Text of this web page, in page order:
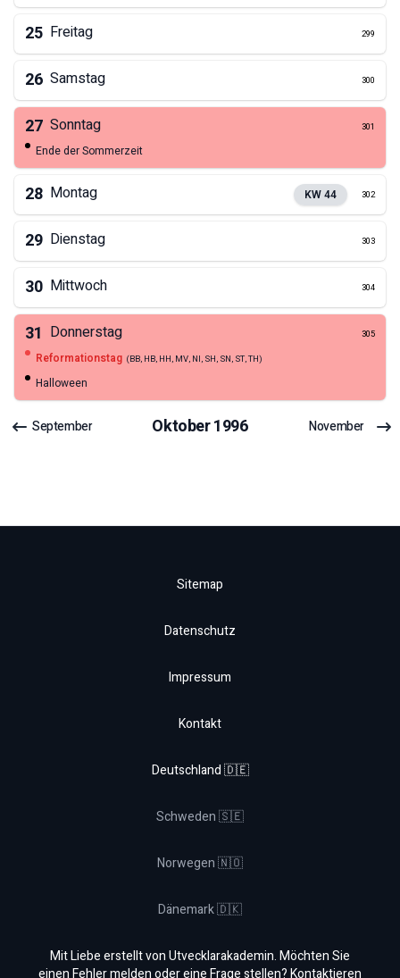
25 Freitag 299
26 Samstag 300
27 Sonntag 301
Ende der Sommerzeit
28 Montag KW44 302
29 Dienstag 303
30 Mittwoch 304
31 Donnerstag 305
Reformationstag (BB, HB, HH, MV, NI, SH, SN, ST, TH)
Halloween
September Oktober1996 November
Sitemap
Datenschutz
Impressum
Kontakt
Deutschland 🇩🇪
Schweden 🇸🇪
Norwegen 🇳🇴
Dänemark 🇩🇰
Mit Liebe erstellt von Utvecklarakademin. Möchten Sie
einen Fehler melden oder eine Frage stellen? Kontaktieren